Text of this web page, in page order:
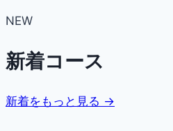
NEW
新着コース
新着をもっと見る →